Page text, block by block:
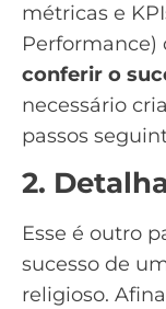
métricas e
Performance)
conferir o
necessário
passos
2.
Esse é outro
sucesso de
religioso.